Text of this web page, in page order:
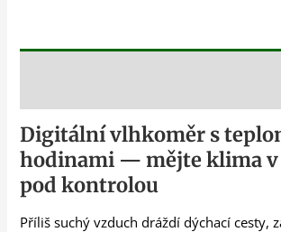
Digitální vlhkoměr s
hodinami — mějte klima
pod kontrolou
Příliš suchý vzduch dráždí dýchací cesty,